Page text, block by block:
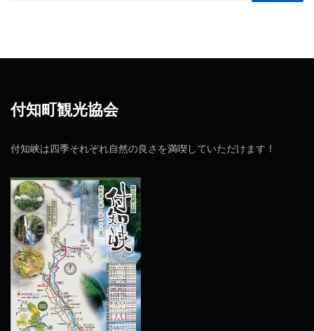
付知町観光協会
付知峡は四季それぞれ自然の良さを満喫していただけます！